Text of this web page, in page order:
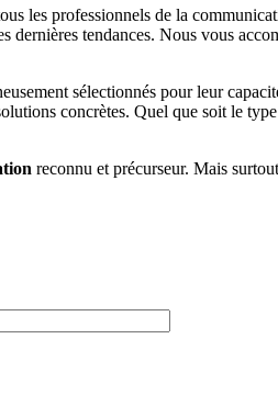
les professionnels de la
tendances. Nous vous
sélectionnés pour leur
concrètes. Quel que soit le
reconnu et précurseur. Mais